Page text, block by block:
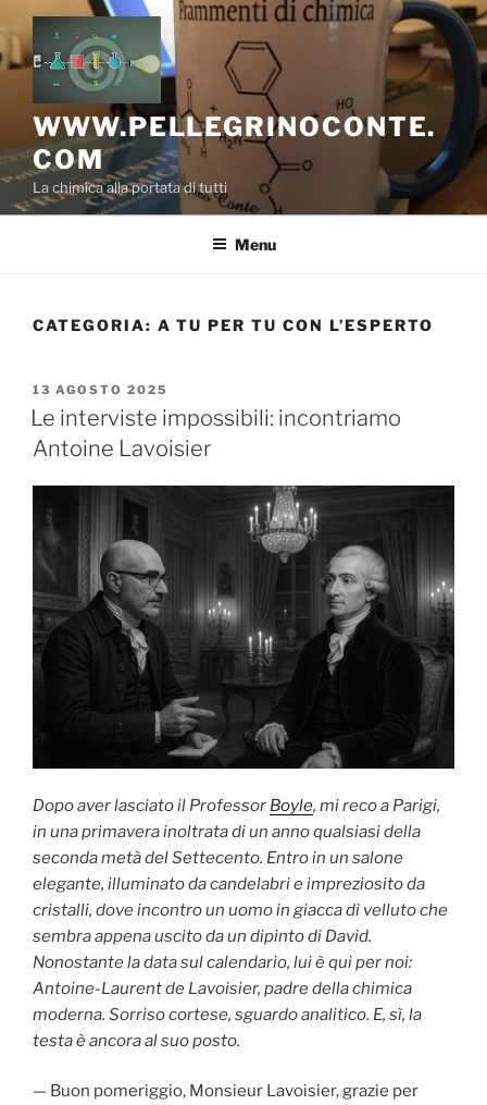
Salta
al
contenuto
WWW.PELLEGRINOCONTE.
COM
La chimica alla portata di tutti
Menu
CATEGORIA: A TU PER TU CON L’ESPERTO
PUBBLICATO
IL
13 AGOSTO 2025
Le interviste impossibili: incontriamo
Antoine Lavoisier
Dopo aver lasciato il Professor Boyle, mi reco a Parigi,
in una primavera inoltrata di un anno qualsiasi della
seconda metà del Settecento. Entro in un salone
elegante, illuminato da candelabri e impreziosito da
cristalli, dove incontro un uomo in giacca di velluto che
sembra appena uscito da un dipinto di David.
Nonostante la data sul calendario, lui è qui per noi:
Antoine-Laurent de Lavoisier, padre della chimica
moderna. Sorriso cortese, sguardo analitico. E, sì, la
testa è ancora al suo posto.
— Buon pomeriggio, Monsieur Lavoisier, grazie per